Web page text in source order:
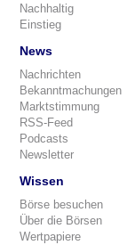
Nachhaltig
Einstieg
News
Nachrichten
Bekanntmachungen
Marktstimmung
RSS-Feed
Podcasts
Newsletter
Wissen
Börse besuchen
Über die Börsen
Wertpapiere